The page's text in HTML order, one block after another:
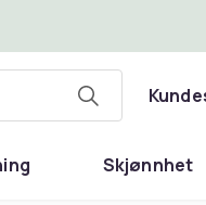
Skjønnhet